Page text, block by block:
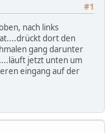
#1
nach links
dort den
gang darunter
jetzt unten um
eingang auf der